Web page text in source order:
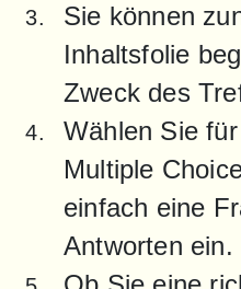
Sie können
Inhaltsfolie
Zweck des
Wählen Sie
Multiple
einfach eine
Antworten ein.